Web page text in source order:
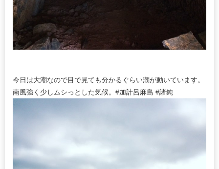
今日は大潮なので目で見ても分かるぐらい潮が動いています。
南風強く少しムシっとした気候。#加計呂麻島 #諸鈍